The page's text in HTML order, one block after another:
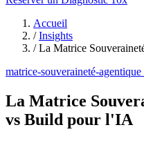
Accueil
/ Insights
/ La Matrice
matrice-souveraineté-agentique
La Matrice
vs Build pour l'IA